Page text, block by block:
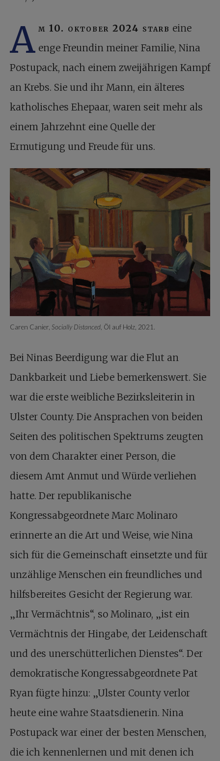
A m 10. oktober 2024 starb eine
enge Freundin meiner Familie, Nina
Postupack, nach einem zweijährigen Kampf
an Krebs. Sie und ihr Mann, ein älteres
katholisches Ehepaar, waren seit mehr als
einem Jahrzehnt eine Quelle der
Ermutigung und Freude für uns.
Caren Canier, Socially Distanced, Öl auf Holz, 2021.
Bei Ninas Beerdigung war die Flut an
Dankbarkeit und Liebe bemerkenswert. Sie
war die erste weibliche Bezirksleiterin in
Ulster County. Die Ansprachen von beiden
Seiten des politischen Spektrums zeugten
von dem Charakter einer Person, die
diesem Amt Anmut und Würde verliehen
hatte. Der republikanische
Kongressabgeordnete Marc Molinaro
erinnerte an die Art und Weise, wie Nina
sich für die Gemeinschaft einsetzte und für
unzählige Menschen ein freundliches und
hilfsbereites Gesicht der Regierung war.
„Ihr Vermächtnis“, so Molinaro, „ist ein
Vermächtnis der Hingabe, der Leidenschaft
und des unerschütterlichen Dienstes“. Der
demokratische Kongressabgeordnete Pat
Ryan fügte hinzu: „Ulster County verlor
heute eine wahre Staatsdienerin. Nina
Postupack war einer der besten Menschen,
die ich kennenlernen und mit denen ich